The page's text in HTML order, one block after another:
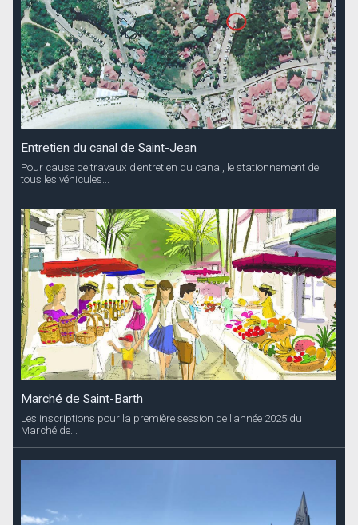
Entretien du canal de Saint-Jean
Pour cause de travaux d’entretien du canal, le stationnement de
tous les véhicules...
Marché de Saint-Barth
Les inscriptions pour la première session de l’année 2025 du
Marché de...